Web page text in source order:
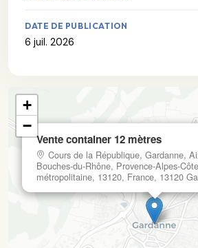
DATE DE PUBLICATION
6 juil. 2026
Vente container 12 mètres
Cours de la République, Gardanne,
Bouches-du-Rhône, Provence-Alpes-
métropolitaine, 13120, France, 13120
+
−